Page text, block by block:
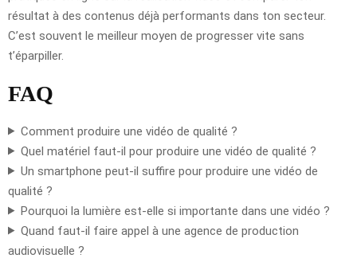
résultat à des contenus déjà performants dans ton secteur.
C’est souvent le meilleur moyen de progresser vite sans
t’éparpiller.
FAQ
Comment produire une vidéo de qualité ?
Quel matériel faut-il pour produire une vidéo de qualité ?
Un smartphone peut-il suffire pour produire une vidéo de
qualité ?
Pourquoi la lumière est-elle si importante dans une vidéo ?
Quand faut-il faire appel à une agence de production
audiovisuelle ?